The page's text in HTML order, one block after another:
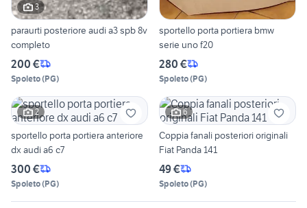
3
paraurti posteriore audi a3 spb 8v
completo
200 €
Spoleto(PG)
sportello porta portiera bmw
serie uno f20
280 €
Spoleto(PG)
2
sportello porta portiera anteriore
dx audi a6 c7
300 €
Spoleto(PG)
6
Coppia fanali posteriori originali
Fiat Panda 141
49 €
Spoleto(PG)